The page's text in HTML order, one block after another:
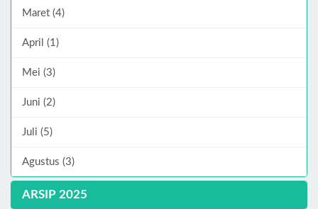
Maret (4)
April (1)
Mei (3)
Juni (2)
Juli (5)
Agustus (3)
ARSIP 2025